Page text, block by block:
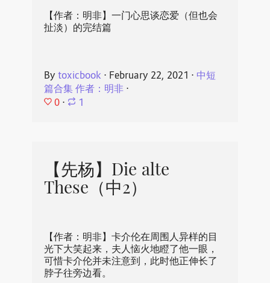
【作者：明非】一门心思谈恋爱（但也会
扯淡）的完结篇
By toxicbook ⋅ February 22, 2021 ⋅ 中短
篇合集 作者：明非⋅
0 ⋅ 1
【先杨】Die alte
These（中2）
【作者：明非】卡介伦在周围人异样的目
光下大笑起来，夫人恼火地瞪了他一眼，
可惜卡介伦并未注意到，此时他正伸长了
脖子往旁边看。